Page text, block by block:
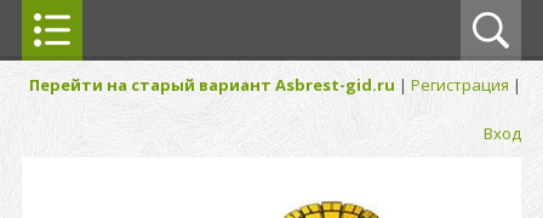
Перейти на старый вариант Asbrest-gid.ru | Регистрация |
Вход